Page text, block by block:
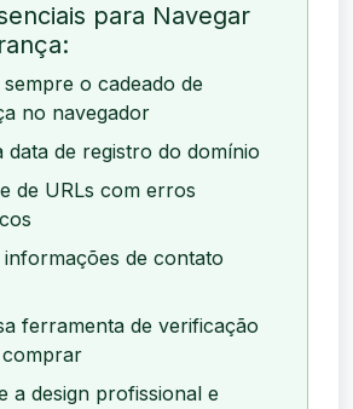
para Navegar
o cadeado de
no navegador
data de registro do domínio
de URLs com erros
informações de contato
ferramenta de verificação
a design profissional e